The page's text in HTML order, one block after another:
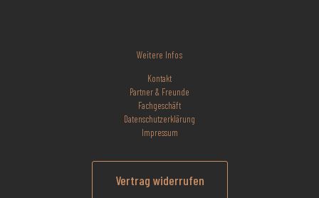
Weitere Infos
Kontakt
Partner & Freunde
Fachgeschäft
Datenschutzerklärung
Impressum
Vertrag widerrufen